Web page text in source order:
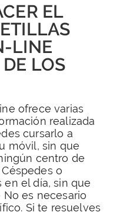
EL
LINE
LOS
ofrece varias
realizada
cursarlo a
móvil, sin que
centro de
o
en el día, sin que
No es necesario
Si te resuelves